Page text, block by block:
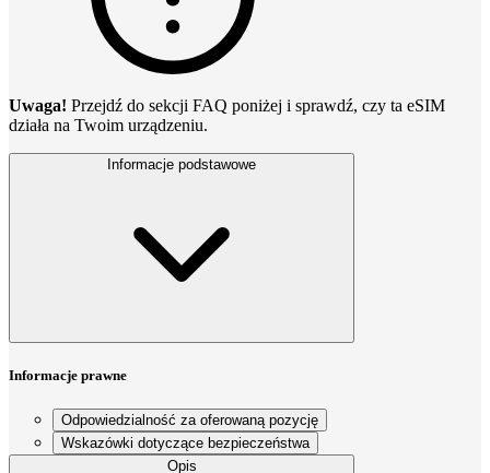
Uwaga! Przejdź do sekcji FAQ poniżej i sprawdź, czy ta eSIM
działa na Twoim urządzeniu.
Informacje podstawowe
Informacje prawne
Odpowiedzialność za oferowaną pozycję
Wskazówki dotyczące bezpieczeństwa
Opis